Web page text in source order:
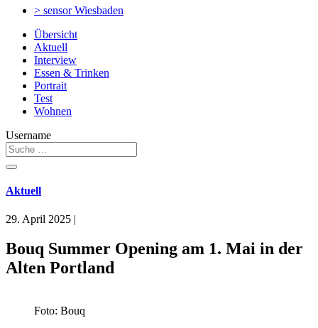
> sensorWiesbaden
Übersicht
Aktuell
Interview
Essen & Trinken
Portrait
Test
Wohnen
Username
Aktuell
29. April 2025 |
Bouq Summer Opening am 1. Mai in der
Alten Portland
Foto: Bouq